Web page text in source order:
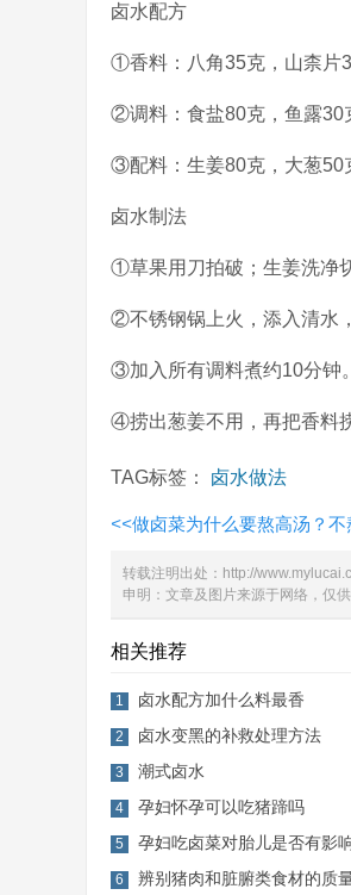
卤水配方
①香料：八角35克，山柰片
②调料：食盐80克，鱼露30
③配料：生姜80克，大葱50
卤水制法
①草果用刀拍破；生姜洗净
②不锈钢锅上火，添入清水
③加入所有调料煮约10分钟。
④捞出葱姜不用，再把香料
TAG标签： 卤水做法
<<做卤菜为什么要熬高汤？不
转载注明出处： http://
申明：文章及图片来源于网络，仅
相关推荐
1 卤水配方加什么料最香
2 卤水变黑的补救处理方法
3 潮式卤水
4 孕妇怀孕可以吃猪蹄吗
5 孕妇吃卤菜对胎儿是否有影
6 辨别猪肉和脏腑类食材的质